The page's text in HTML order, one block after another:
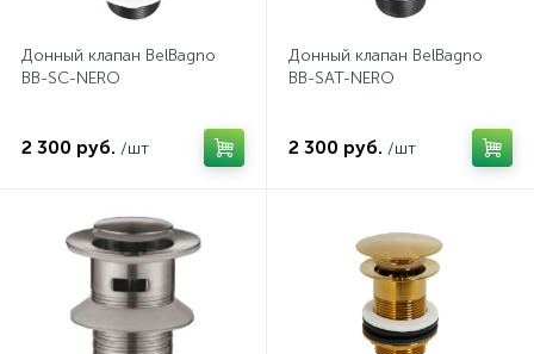
Донный клапан BelBagno
BB-SC-NERO
2 300 руб. /шт
Донный клапан BelBagno
BB-SAT-NERO
2 300 руб. /шт